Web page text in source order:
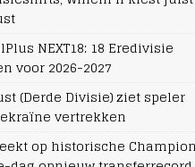
NEXT18: 18 Eredivisie
voor 2026-2027
(Derde Divisie) ziet speler
vertrekken
op historische